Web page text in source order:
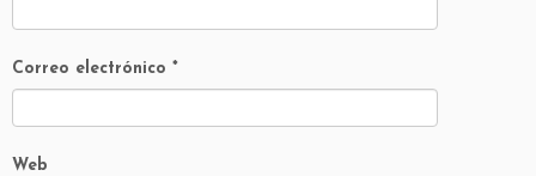
Correo electrónico *
Web